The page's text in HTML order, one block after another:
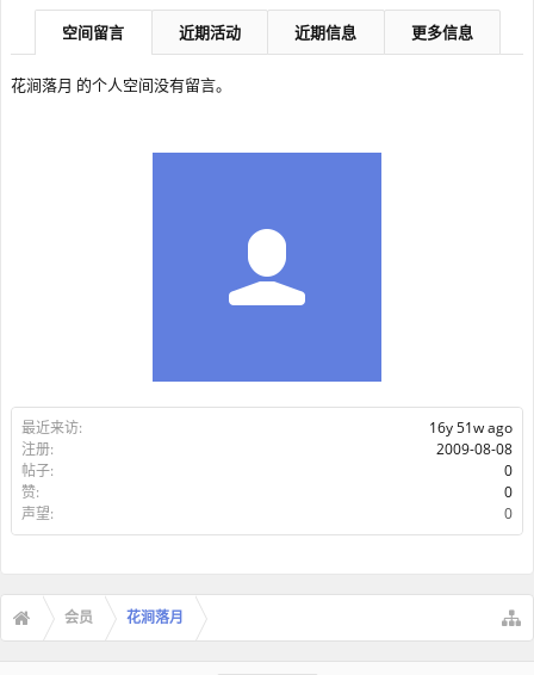
最近来访:
16y 51w ago
注册:
2009-08-08
帖子:
0
赞:
0
声望:
0
空间留言 近期活动 近期信息 更多信息
花涧落月 的个人空间没有留言。
会员 花涧落月